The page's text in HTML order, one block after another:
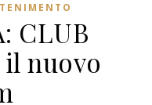
CLUB
il nuovo